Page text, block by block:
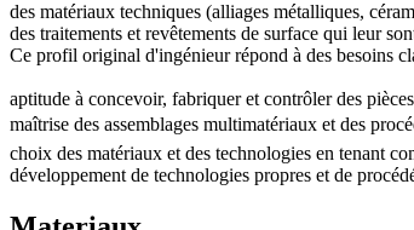
des matériaux techniques (alliages métalliques,
des traitements et revêtements de surface qui leur
Ce profil original d'ingénieur répond à des besoins
aptitude à concevoir, fabriquer et contrôler des
maîtrise des assemblages multimatériaux et des
choix des matériaux et des technologies en tenant
développement de technologies propres et de